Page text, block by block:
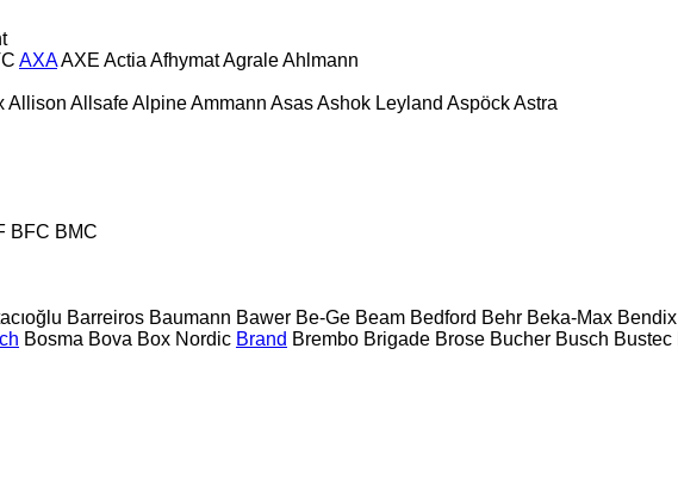
AXAAXE Actia AfhymatAgraleAhlmann
Allison AllsafeAlpineAmmann AsasAshok Leyland AspöckAstra
BFC BMC
Barreiros Baumann Bawer Be-Ge Beam Bedford Behr Beka-Max Bendix
Bosma Bova Box Nordic Brand Brembo Brigade Brose Bucher Busch Bustec